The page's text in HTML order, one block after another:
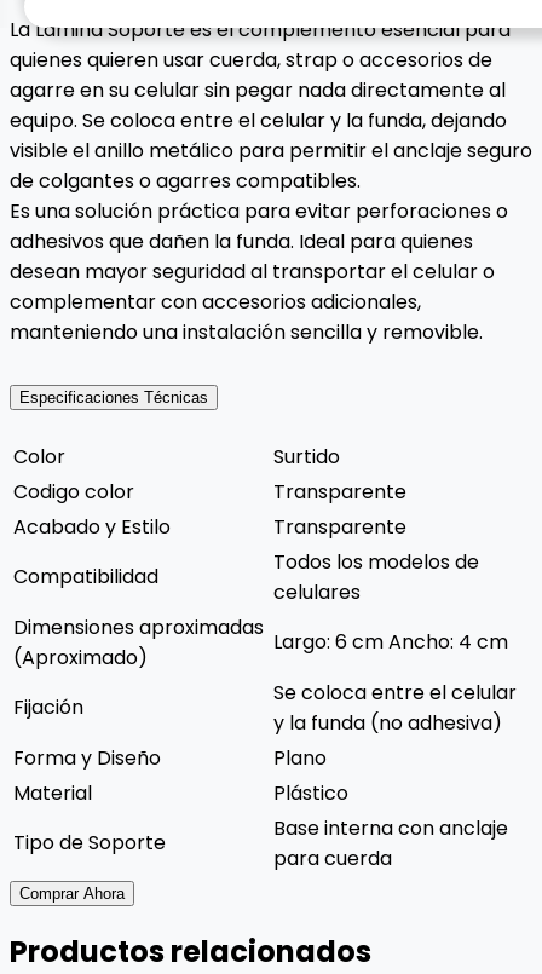
La Lámina Soporte es el complemento esencial para
quienes quieren usar cuerda, strap o accesorios de
agarre en su celular sin pegar nada directamente al
equipo. Se coloca entre el celular y la funda, dejando
visible el anillo metálico para permitir el anclaje seguro
de colgantes o agarres compatibles.
Es una solución práctica para evitar perforaciones o
adhesivos que dañen la funda. Ideal para quienes
desean mayor seguridad al transportar el celular o
complementar con accesorios adicionales,
manteniendo una instalación sencilla y removible.
Especificaciones Técnicas
Color
Surtido
Codigo color
Transparente
Acabado y Estilo
Transparente
Compatibilidad
Todos los modelos de
celulares
Dimensiones aproximadas
(Aproximado)
Largo: 6 cm Ancho: 4 cm
Fijación
Se coloca entre el celular
y la funda (no adhesiva)
Forma y Diseño
Plano
Material
Plástico
Tipo de Soporte
Base interna con anclaje
para cuerda
Comprar Ahora
Productos relacionados